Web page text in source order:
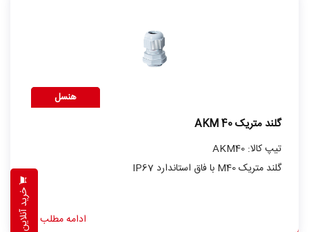
هنسل
گلند متریک AKM 40
تیپ کالا: AKM40
گلند متریک M40 با فاق استاندارد IP67
ادامه مطلب خرید آنلاین